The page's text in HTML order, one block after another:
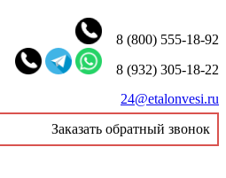
8 (800) 555-18-92
8 (932) 305-18-22
24@etalonvesi.ru
Заказать обратный звонок